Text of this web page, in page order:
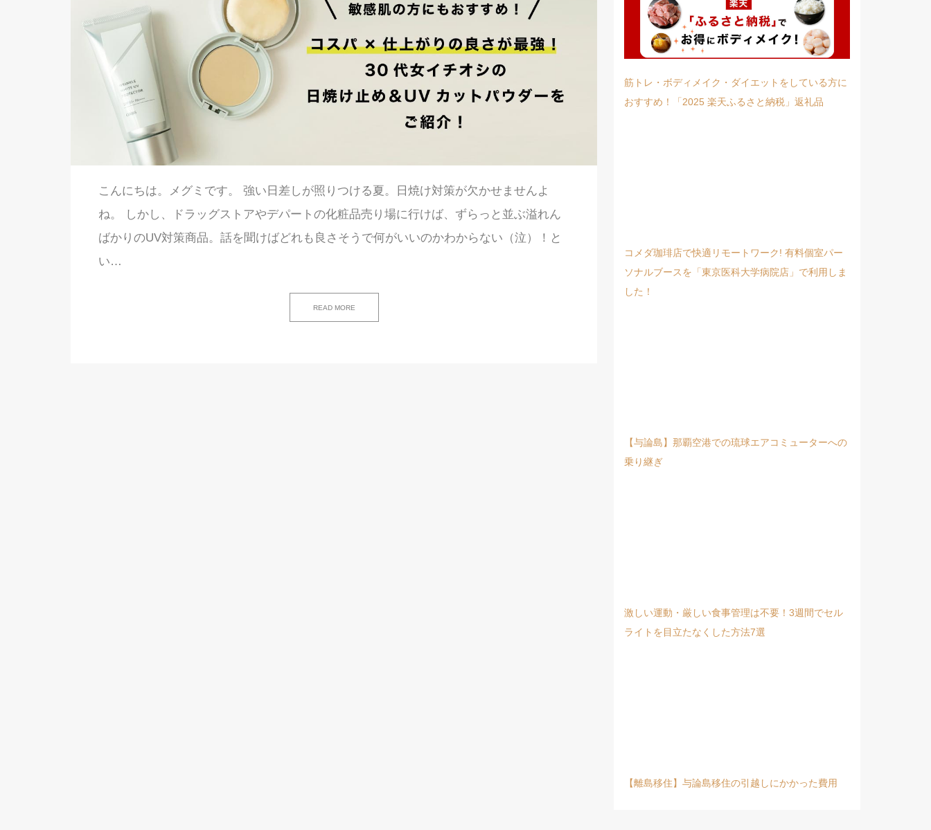
こんにちは。メグミです。 強い日差しが照りつける夏。日焼け対策が欠かせませんよ
ね。 しかし、ドラッグストアやデパートの化粧品売り場に行けば、ずらっと並ぶ溢れん
ばかりのUV対策商品。話を聞けばどれも良さそうで何がいいのかわからない（泣）！と
い…
READ MORE
筋トレ・ボディメイク・ダイエットをしている方に
おすすめ！「2025 楽天ふるさと納税」返礼品
コメダ珈琲店で快適リモートワーク! 有料個室パー
ソナルブースを「東京医科大学病院店」で利用しま
した！
【与論島】那覇空港での琉球エアコミューターへの
乗り継ぎ
激しい運動・厳しい食事管理は不要！3週間でセル
ライトを目立たなくした方法7選
【離島移住】与論島移住の引越しにかかった費用